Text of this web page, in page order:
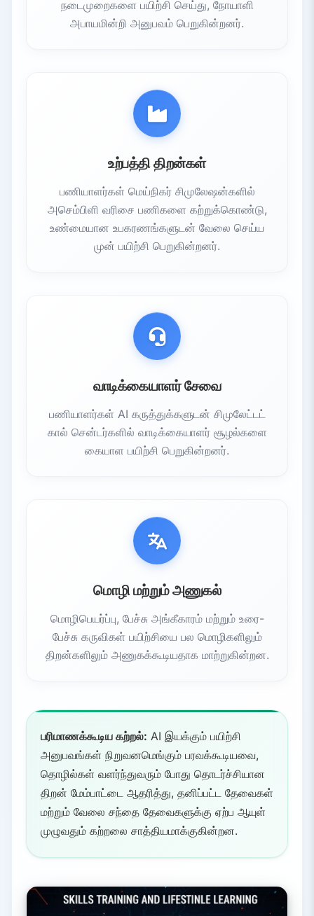
நடைமுறைகளை பயிற்சி செய்து, நோயாளி
அபாயமின்றி அனுபவம் பெறுகின்றனர்.
உற்பத்தி திறன்கள்
பணியாளர்கள் மெய்நிகர் சிமுலேஷன்களில்
அசெம்பிளி வரிசை பணிகளை கற்றுக்கொண்டு,
உண்மையான உபகரணங்களுடன் வேலை செய்ய
முன் பயிற்சி பெறுகின்றனர்.
வாடிக்கையாளர் சேவை
பணியாளர்கள் AI கருத்துக்களுடன் சிமுலேட்டட்
கால் சென்டர்களில் வாடிக்கையாளர் சூழல்களை
கையாள பயிற்சி பெறுகின்றனர்.
மொழி மற்றும் அணுகல்
மொழிபெயர்ப்பு, பேச்சு அங்கீகாரம் மற்றும் உரை-
பேச்சு கருவிகள் பயிற்சியை பல மொழிகளிலும்
திறன்களிலும் அணுகக்கூடியதாக மாற்றுகின்றன.
பரிமாணக்கூடிய கற்றல்: AI இயக்கும் பயிற்சி
அனுபவங்கள் நிறுவனமெங்கும் பரவக்கூடியவை,
தொழில்கள் வளர்ந்துவரும் போது தொடர்ச்சியான
திறன் மேம்பாட்டை ஆதரித்து, தனிப்பட்ட தேவைகள்
மற்றும் வேலை சந்தை தேவைகளுக்கு ஏற்ப ஆயுள்
முழுவதும் கற்றலை சாத்தியமாக்குகின்றன.